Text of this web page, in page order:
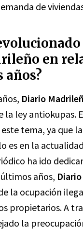
de
en
años?
Diario
ley antiokupas.
tema, ya que
es en la
ha ido
años,
la ocupación
propietarios. A
la